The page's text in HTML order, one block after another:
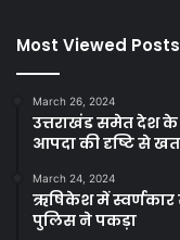
Most Viewed Posts
March 26, 2024
उत्तराखंड समेत देश के
आपदा की दृष्टि से
March 24, 2024
ऋषिकेश में
पुलिस ने पकड़ा